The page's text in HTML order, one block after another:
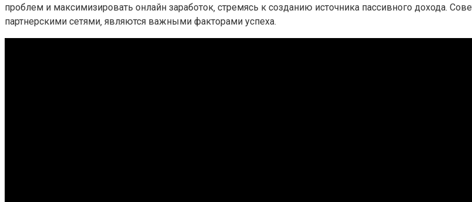
проблем и максимизировать онлайн заработок‚ стремясь к созданию источника пассивного дохода.
партнерскими сетями‚ являются важными факторами успеха.